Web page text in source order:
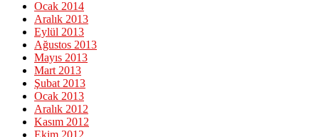
Ocak 2014
Aralık 2013
Eylül 2013
Ağustos 2013
Mayıs 2013
Mart 2013
Şubat 2013
Ocak 2013
Aralık 2012
Kasım 2012